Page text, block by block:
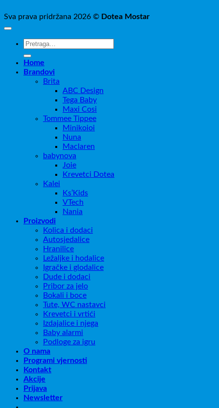
Sva prava pridržana 2026 © Dotea Mostar
Pretraži:
Home
Brandovi
Brita
ABC Design
Tega Baby
Maxi Cosi
Tommee Tippee
Minikoioi
Nuna
Maclaren
babynova
Joie
Krevetci Dotea
Kalei
Ks’Kids
VTech
Nania
Proizvodi
Kolica i dodaci
Autosjedalice
Hranilice
Ležaljke i hodalice
Igračke i glodalice
Dude i dodaci
Pribor za jelo
Bokali i boce
Tute, WC nastavci
Krevetci i vrtići
Izdajalice i njega
Baby alarmi
Podloge za igru
O nama
Programi vjernosti
Kontakt
Akcije
Prijava
Newsletter